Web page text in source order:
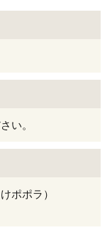
い。
ポポラ）